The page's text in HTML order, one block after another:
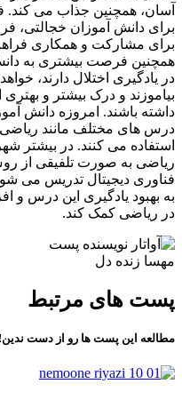
آسان، همچنین جذاب می کند.
برای دانش آموزان خجالتی،
برای مشارکت و همکاری
همچنین فرصت بیشتری به
در یادگیری اختلال دارند، خواهد
بیاموزند و درک بیشتر و
داشته باشند. امروزه دانش
درس های مختلف مانند ریاضی
استفاده می کنند. در بیشتر
ریاضی به صورت تلفیقی از
فناوری دیجیتال تدریس می
به بهبود یادگیری این درس و
در ریاضی کمک کند.
مهسا زنده دل
پست های مرتبط
مطالعه این پست ها رو از دست ندین!